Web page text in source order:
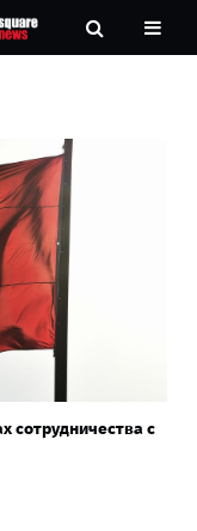
сотрудничества с